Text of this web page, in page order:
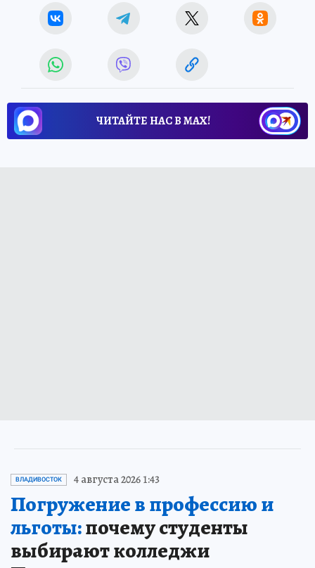
ЧИТАЙТЕ НАС В МАХ!
ВЛАДИВОСТОК 4 августа 2026 1:43
Погружение в профессию и
льготы:почему студенты
выбирают колледжи